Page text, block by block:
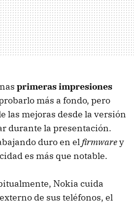
primeras impresiones
más a fondo, pero
las mejoras desde la versión
durante la presentación.
duro en elfirmwarey
es más que notable.
Nokia cuida
de sus teléfonos, el